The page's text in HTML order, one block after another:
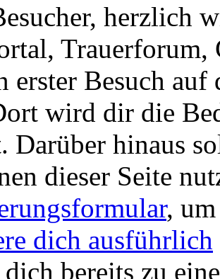
herzlich
Trauerforum,
erster Besuch
wird dir die
Darüber hinaus
dieser Seite
,
dich ausführlich
bereits zu